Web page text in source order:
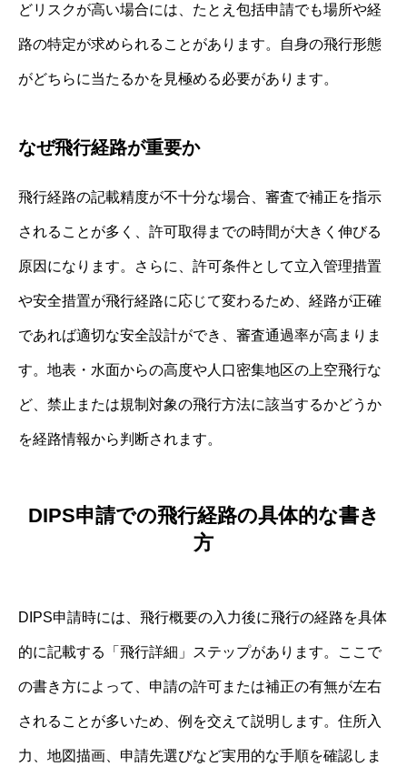
どリスクが高い場合には、たとえ包括申請でも場所や経
路の特定が求められることがあります。自身の飛行形態
がどちらに当たるかを見極める必要があります。
なぜ飛行経路が重要か
飛行経路の記載精度が不十分な場合、審査で補正を指示
されることが多く、許可取得までの時間が大きく伸びる
原因になります。さらに、許可条件として立入管理措置
や安全措置が飛行経路に応じて変わるため、経路が正確
であれば適切な安全設計ができ、審査通過率が高まりま
す。地表・水面からの高度や人口密集地区の上空飛行な
ど、禁止または規制対象の飛行方法に該当するかどうか
を経路情報から判断されます。
DIPS申請での飛行経路の具体的な書き
方
DIPS申請時には、飛行概要の入力後に飛行の経路を具体
的に記載する「飛行詳細」ステップがあります。ここで
の書き方によって、申請の許可または補正の有無が左右
されることが多いため、例を交えて説明します。住所入
力、地図描画、申請先選びなど実用的な手順を確認しま